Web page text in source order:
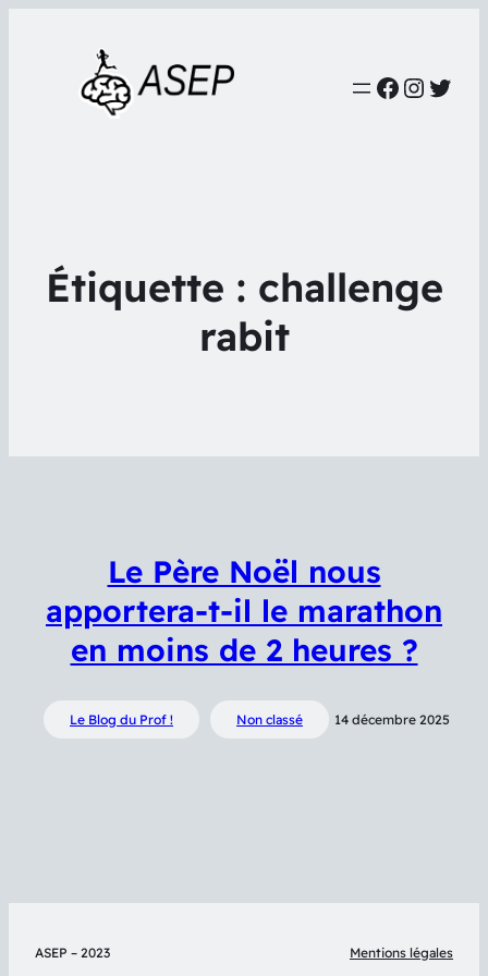
Étiquette : challenge
rabit
Le Père Noël nous
apportera-t-il le marathon
en moins de 2 heures ?
Le Blog du Prof ! Non classé 14 décembre 2025
ASEP – 2023 Mentions légales